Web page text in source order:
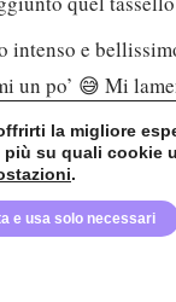
la migliore
su quali cookie
.
e usa solo necessari